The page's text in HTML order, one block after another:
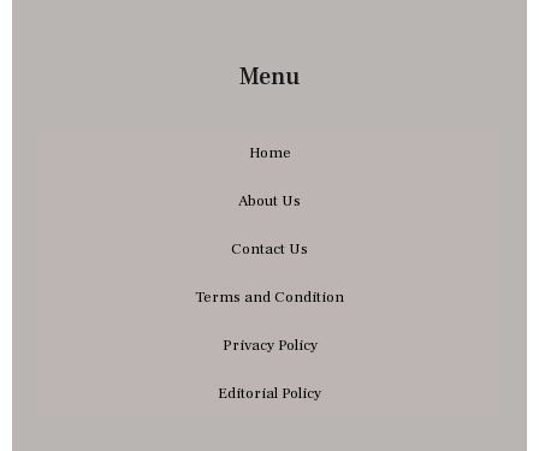
Menu
Home
About Us
Contact Us
Terms and Condition
Privacy Policy
Editorial Policy